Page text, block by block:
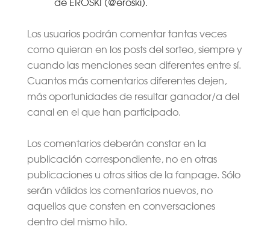
Los usuarios podrán comentar tantas veces
como quieran en los posts del sorteo, siempre y
cuando las menciones sean diferentes entre sí.
Cuantos más comentarios diferentes dejen,
más oportunidades de resultar ganador/a del
canal en el que han participado.
Los comentarios deberán constar en la
publicación correspondiente, no en otras
publicaciones u otros sitios de la fanpage. Sólo
serán válidos los comentarios nuevos, no
aquellos que consten en conversaciones
dentro del mismo hilo.